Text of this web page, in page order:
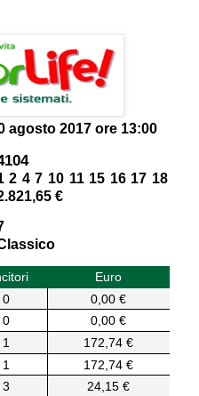
agosto 2017 ore 13:00
2 4 7 10 11 15 16 17 18
€
Euro
0
0,00 €
0
0,00 €
1
172,74 €
1
172,74 €
3
24,15 €